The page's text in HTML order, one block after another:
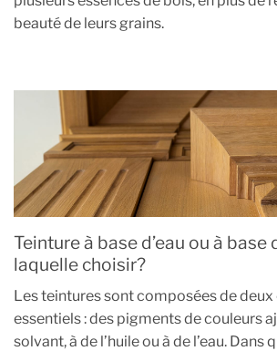
beauté de leurs grains.
Teinture à base d’eau ou à base
laquelle choisir?
Les teintures sont composées de
essentiels : des pigments de couleurs
solvant, à de l’huile ou à de l’eau. Dans